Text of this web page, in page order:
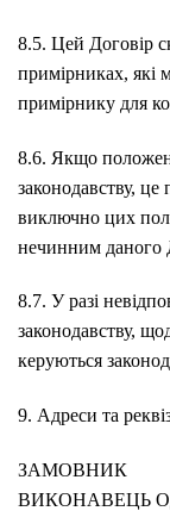
8.5. Цей Договір
примірниках, які
примірнику для
8.6. Якщо
законодавству,
виключно цих
нечинним даного
8.7. У разі
законодавству,
керуються
9. Адреси та
ЗАМОВНИК
ВИКОНАВЕЦЬ